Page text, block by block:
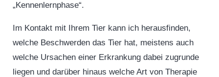
„Kennenlernphase“.
Im Kontakt mit Ihrem Tier kann ich herausfinden,
welche Beschwerden das Tier hat, meistens auch
welche Ursachen einer Erkrankung dabei zugrunde
liegen und darüber hinaus welche Art von Therapie